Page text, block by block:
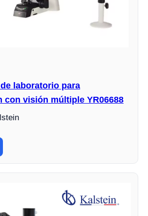
laboratorio para
con visión múltiple YR06688